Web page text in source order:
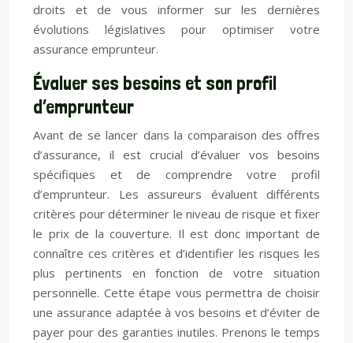
droits et de vous informer sur les dernières
évolutions législatives pour optimiser votre
assurance emprunteur.
Évaluer ses besoins et son profil
d’emprunteur
Avant de se lancer dans la comparaison des offres
d’assurance, il est crucial d’évaluer vos besoins
spécifiques et de comprendre votre profil
d’emprunteur. Les assureurs évaluent différents
critères pour déterminer le niveau de risque et fixer
le prix de la couverture. Il est donc important de
connaître ces critères et d’identifier les risques les
plus pertinents en fonction de votre situation
personnelle. Cette étape vous permettra de choisir
une assurance adaptée à vos besoins et d’éviter de
payer pour des garanties inutiles. Prenons le temps